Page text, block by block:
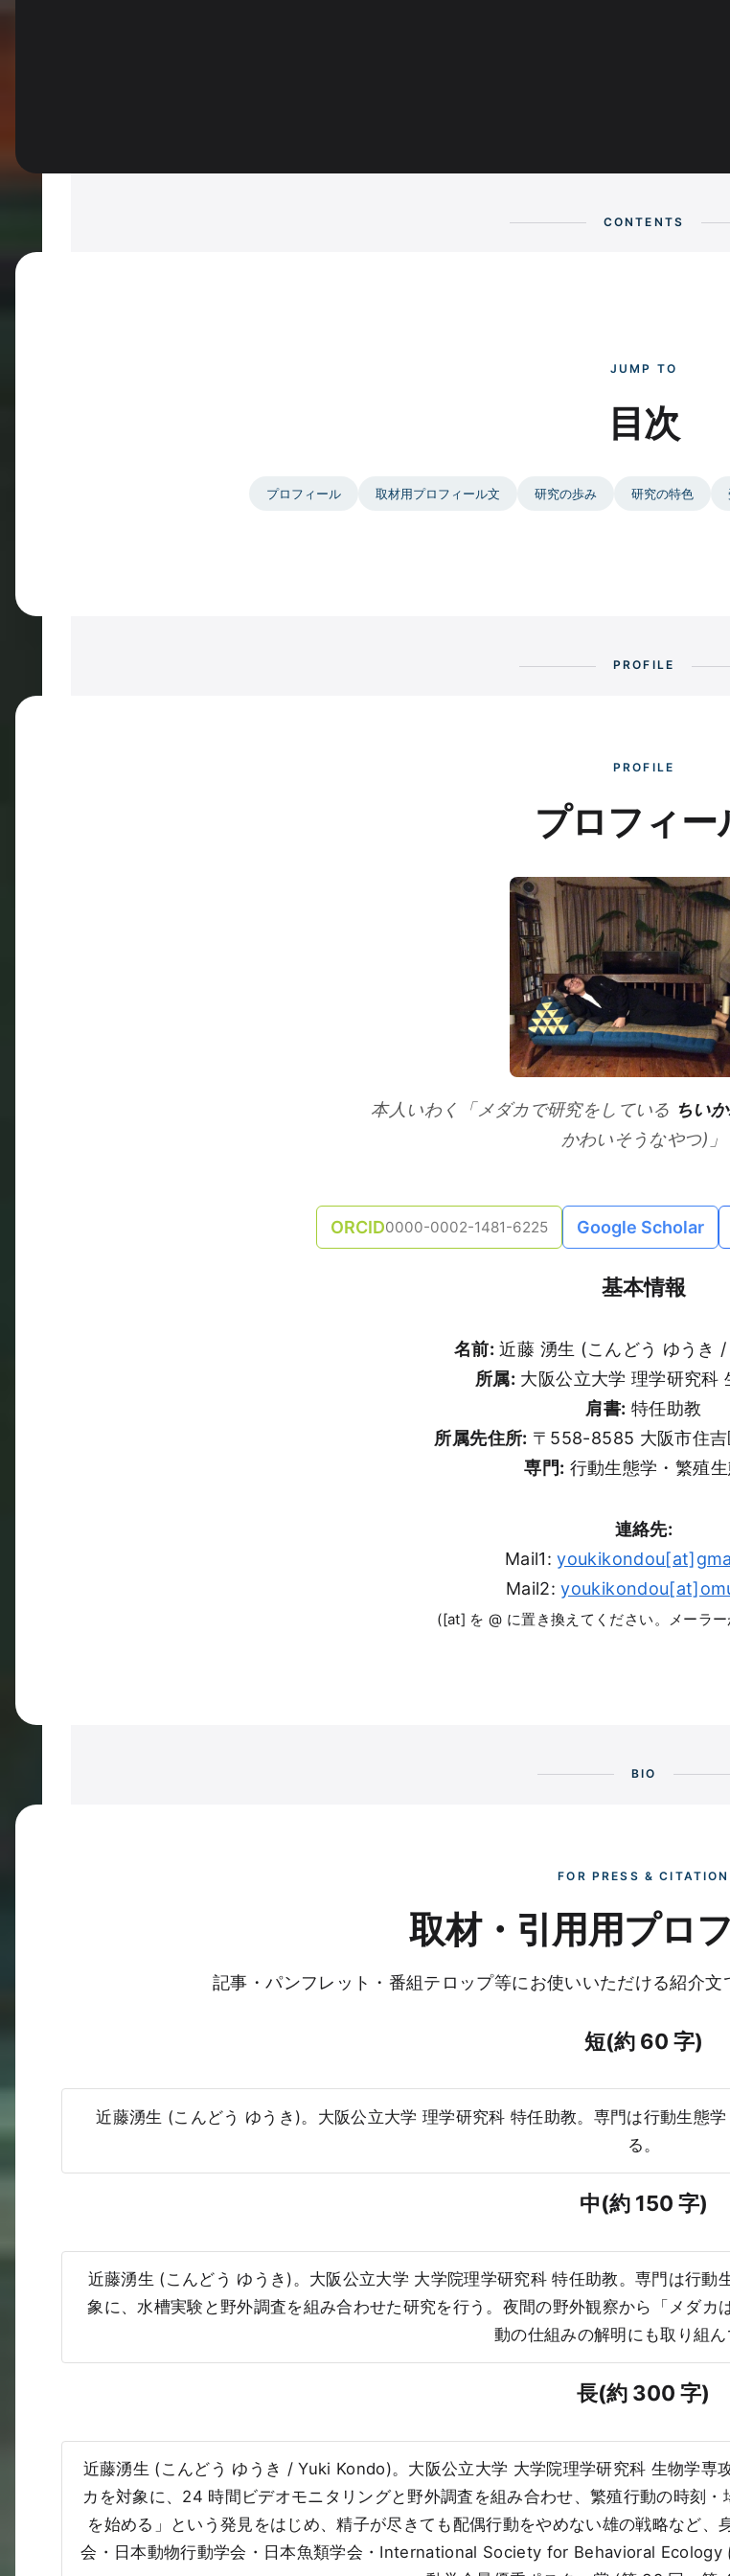
CONTENTS
JUMP TO
目次
プロフィール 取材用プロフィール文 研究の歩み 研究の特色
PROFILE
PROFILE
プロフィー
本人いわく「メダカで研究をしている ちい
かわいそうなやつ)」
ORCID0000-0002-1481-6225 Google Scholar
基本情報
名前: 近藤 湧生 (こんどう ゆうき
所属: 大阪公立大学 理学研究科
肩書: 特任助教
所属先住所: 〒558-8585 大阪市住
専門: 行動生態学・繁殖
連絡先:
Mail1:
Mail2:
([at] を @ に置き換えてください。メーラ
BIO
FOR PRESS & CITATION
取材・引用用プロ
記事・パンフレット・番組テロップ等にお使いいただける紹介
短(約 60 字)
近藤湧生 (こんどう ゆうき)。大阪公立大学 理学研究科 特任助教。専門は行動生態
る。
中(約 150 字)
近藤湧生 (こんどう ゆうき)。大阪公立大学 大学院理学研究科 特任助教。専門は行
象に、水槽実験と野外調査を組み合わせた研究を行う。夜間の野外観察から「メダ
動の仕組みの解明にも取り組ん
長(約 300 字)
近藤湧生 (こんどう ゆうき / Yuki Kondo)。大阪公立大学 大学院理学研究科 生物学専
カを対象に、24 時間ビデオモニタリングと野外調査を組み合わせ、繁殖行動の時刻
を始める」という発見をはじめ、精子が尽きても配偶行動をやめない雄の戦略など
会・日本動物行動学会・日本魚類学会・International Society for Behavioral